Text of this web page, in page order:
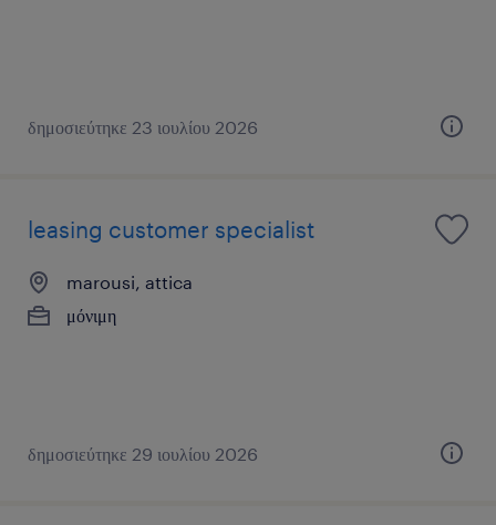
δημοσιεύτηκε 23 ιουλίου 2026
leasing customer specialist
marousi, attica
μόνιμη
δημοσιεύτηκε 29 ιουλίου 2026